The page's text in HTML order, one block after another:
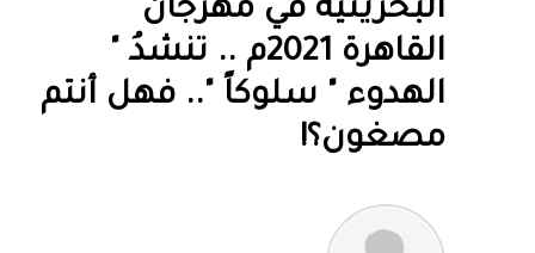
البحرينية في مهرجان
القاهرة 2021م .. تنشدُ "
الهدوء " سلوكاً ".. فهل أنتم
مصغون؟!